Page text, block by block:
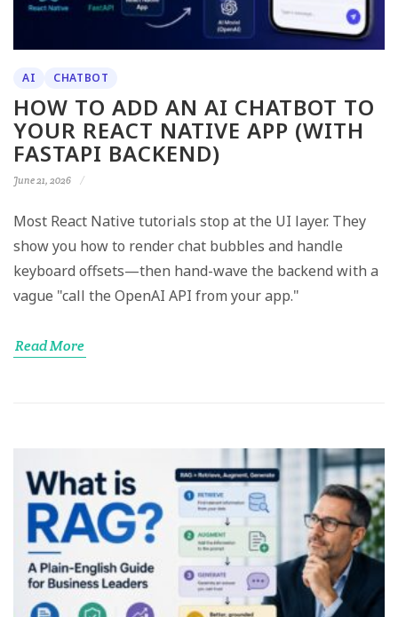
AI CHATBOT
HOW TO ADD AN AI CHATBOT TO
YOUR REACT NATIVE APP (WITH
FASTAPI BACKEND)
June 21, 2026
Most React Native tutorials stop at the UI layer. They
show you how to render chat bubbles and handle
keyboard offsets—then hand-wave the backend with a
vague "call the OpenAI API from your app."
Read More